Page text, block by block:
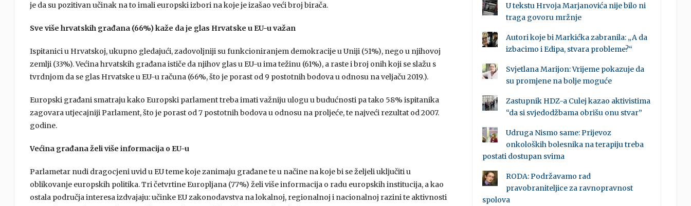
je da su pozitivan učinak na to imali europski izbori na koje je izašao veći broj birača.
Sve više hrvatskih građana (66%) kaže da je glas Hrvatske u EU-u važan
Ispitanici u Hrvatskoj, ukupno gledajući, zadovoljniji su funkcioniranjem demokracije u Uniji (51%), nego u njihovoj
zemlji (33%). Većina hrvatskih građana ističe da njihov glas u EU-u ima težinu (61%), a raste i broj onih koji se slažu s
tvrdnjom da se glas Hrvatske u EU-u računa (66%, što je porast od 9 postotnih bodova u odnosu na veljaču 2019.).
Europski građani smatraju kako Europski parlament treba imati važniju ulogu u budućnosti pa tako 58% ispitanika
zagovara utjecajniji Parlament, što je porast od 7 postotnih bodova u odnosu na proljeće, te najveći rezultat od 2007.
godine.
Većina građana želi više informacija o EU-u
Parlametar nudi dragocjeni uvid u EU teme koje zanimaju građane te u načine na koje bi se željeli uključiti u
oblikovanje europskih politika. Tri četvrtine Europljana (77%) želi više informacija o radu europskih institucija, a kao
ostala područja interesa izdvajaju: učinke EU zakonodavstva na lokalnoj, regionalnoj i nacionalnoj razini te aktivnosti
U tekstu Hrvoja Marjanovića nije bilo ni
traga govoru mržnje
Autori koje bi Markićka zabranila: „A da
izbacimo i Edipa, stvara probleme?“
Svjetlana Marijon: Vrijeme pokazuje da
su promjene na bolje moguće
Zastupnik HDZ-a Culej kazao aktivistima
“da si svjedodžbama obrišu onu stvar”
Udruga Nismo same: Prijevoz
onkoloških bolesnika na terapiju treba
postati dostupan svima
RODA: Podržavamo rad
pravobraniteljice za ravnopravnost
spolova